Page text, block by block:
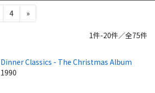
4 »
1件-20件／全75件
Dinner Classics - The Christmas Album
1990